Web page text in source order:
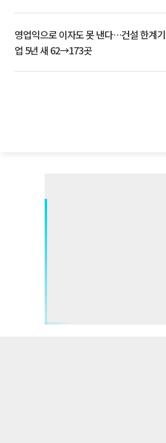
영업익으로 이자도 못 낸다…건설 한계기
업 5년 새 62→173곳